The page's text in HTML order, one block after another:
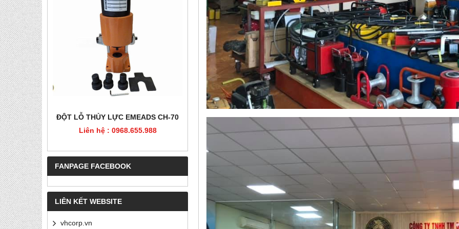
PET
ĐỘT LỖ THỦY LỰC EMEADS CH-70
Liên hệ : 0968.655.988
ĐỘT LỖ THỦY LỰC TLP HHM-70
Liên hệ : 0968.655.988
ĐỘT LỖ THỦY LỰC TLP HHM-70
Liên hệ : 0968.655.988
FANPAGE FACEBOOK
LIÊN KẾT WEBSITE
vhcorp.vn